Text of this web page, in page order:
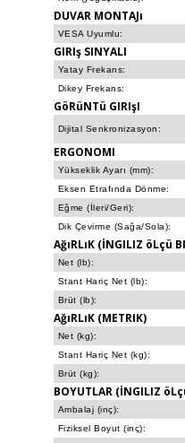
DUVAR MONTAJı
VESA Uyumlu:
GIRIş SINYALI
Yatay Frekans:
Dikey Frekans:
GöRüNTü GIRIşI
Dijital Senkronizasyon:
ERGONOMI
Yükseklik Ayarı (mm):
Eksen Etrafında Dönme:
Eğme (İleri/Geri):
Dik Çevirme (Sağa/Sola):
AğıRLıK (İNGILIZ öLçü
Net (lb):
Stant Hariç Net (lb):
Brüt (lb):
AğıRLıK (METRIK)
Net (kg):
Stant Hariç Net (kg):
Brüt (kg):
BOYUTLAR (İNGILIZ
Ambalaj (inç):
Fiziksel Boyut (inç):